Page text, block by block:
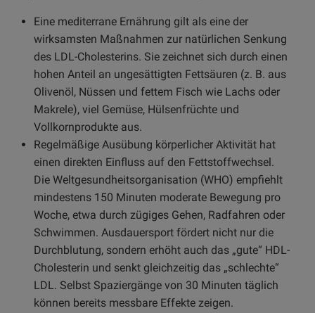
Eine mediterrane Ernährung gilt als eine der
wirksamsten Maßnahmen zur natürlichen Senkung
des LDL-Cholesterins. Sie zeichnet sich durch einen
hohen Anteil an ungesättigten Fettsäuren (z. B. aus
Olivenöl, Nüssen und fettem Fisch wie Lachs oder
Makrele), viel Gemüse, Hülsenfrüchte und
Vollkornprodukte aus.
Regelmäßige Ausübung körperlicher Aktivität hat
einen direkten Einfluss auf den Fettstoffwechsel.
Die Weltgesundheitsorganisation (WHO) empfiehlt
mindestens 150 Minuten moderate Bewegung pro
Woche, etwa durch zügiges Gehen, Radfahren oder
Schwimmen. Ausdauersport fördert nicht nur die
Durchblutung, sondern erhöht auch das „gute“ HDL-
Cholesterin und senkt gleichzeitig das „schlechte“
LDL. Selbst Spaziergänge von 30 Minuten täglich
können bereits messbare Effekte zeigen.